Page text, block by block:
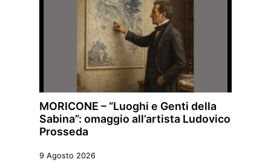
MORICONE – “Luoghi e Genti della
Sabina”: omaggio all’artista Ludovico
Prosseda
9 Agosto 2026